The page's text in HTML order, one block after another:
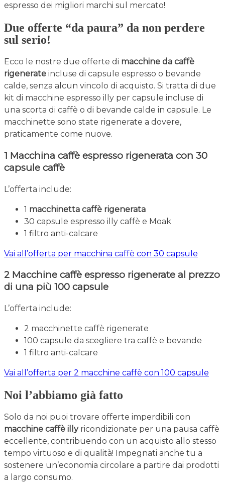
espresso dei migliori marchi sul mercato!
Due offerte “da paura” da non perdere
sul serio!
Ecco le nostre due offerte di macchine da caffè
rigenerate incluse di capsule espresso o bevande
calde, senza alcun vincolo di acquisto. Si tratta di due
kit di macchine espresso illy per capsule incluse di
una scorta di caffè o di bevande calde in capsule. Le
macchinette sono state rigenerate a dovere,
praticamente come nuove.
1 Macchina caffè espresso rigenerata con 30
capsule caffè
L’offerta include:
1 macchinetta caffè rigenerata
30 capsule espresso illy caffè e Moak
1 filtro anti-calcare
Vai all’offerta per macchina caffè con 30 capsule
2 Macchine caffè espresso rigenerate al prezzo
di una più 100 capsule
L’offerta include:
2 macchinette caffè rigenerate
100 capsule da scegliere tra caffè e bevande
1 filtro anti-calcare
Vai all’offerta per 2 macchine caffè con 100 capsule
Noi l’abbiamo già fatto
Solo da noi puoi trovare offerte imperdibili con
macchine caffè illyricondizionate per una pausa caffè
eccellente, contribuendo con un acquisto allo stesso
tempo virtuoso e di qualità! Impegnati anche tu a
sostenere un’economia circolare a partire dai prodotti
a largo consumo.